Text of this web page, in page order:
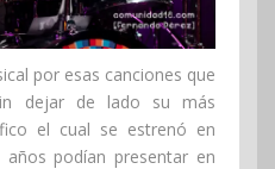
por esas canciones que
dejar de lado su más
el cual se estrenó en
podían presentar en